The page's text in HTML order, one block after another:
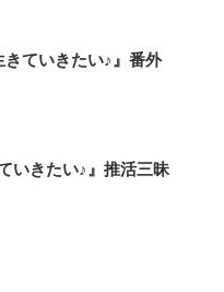
きていきたい♪』番外
いきたい♪』推活三昧